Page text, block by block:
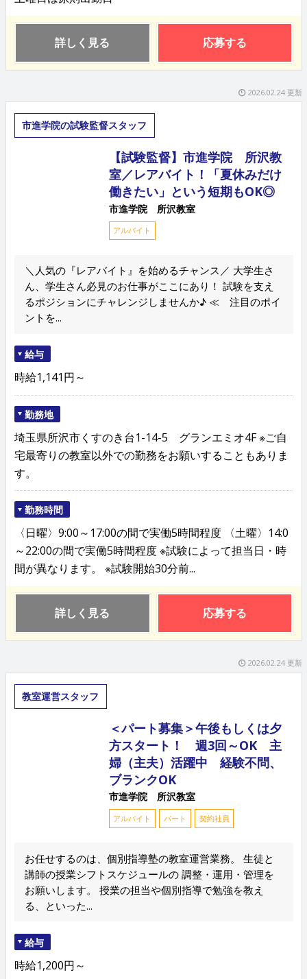
詳しく見る 応募する
2026.02.24 更新
市進学院の試験監督スタッフ
【試験監督】市進学院 所沢教
室／レアバイト！「夏休みだけ
働きたい」という短期もOK◎
市進学院 所沢教室
アルバイト
＼人気の『レアバイト』を始めるチャンス／ 大学生さ
ん、学生さん必見のお仕事がここにあり！ 試験を支え
るポジションにチャレンジしませんか♪ ≪ 注目のポイ
ントを...
給与
時給1,141円～
勤務地
埼玉県所沢市くすのき台1-14-5 グランエミオ4F ※ご自
宅最寄りの教室以外での勤務をお願いすることもありま
す。
勤務時間
〈日曜〉9:00～17:00の間で実働5時間程度 〈土曜〉14:0
～22:00の間で実働5時間程度 ※試験によって担当日・時
間が異なります。 ※試験開始30分前...
詳しく見る 応募する
2026.02.24 更新
教室運営スタッフ
＜パート募集＞午後もしくは夕
方スタート！ 週3回～OK 主
婦（主夫）活躍中 経験不問、
ブランクOK
市進学院 所沢教室
アルバイト パート 契約社員
お任せするのは、個別指導塾の教室運営業務。 生徒と
講師の授業シフトスケジュールの 調整・運用・管理を
お願いします。 授業の担当や個別指導で勉強を教え
る、といった...
給与
時給1,200円～